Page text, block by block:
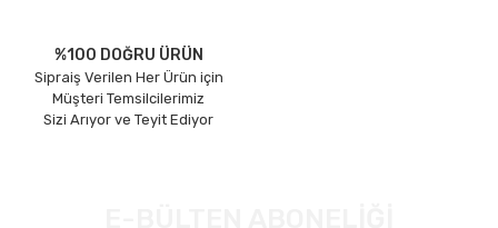
%100 DOĞRU ÜRÜN
Sipraiş Verilen Her Ürün için
Müşteri Temsilcilerimiz
Sizi Arıyor ve Teyit Ediyor